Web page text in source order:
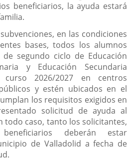
beneficiarios, la ayuda estará
en las condiciones
bases, todos los alumnos
segundo ciclo de Educación
y Educación Secundaria
2026/2027 en centros
y estén ubicados en el
los requisitos exigidos en
solicitud de ayuda al
todo caso, tanto los solicitantes,
deberán estar
de Valladolid a fecha de